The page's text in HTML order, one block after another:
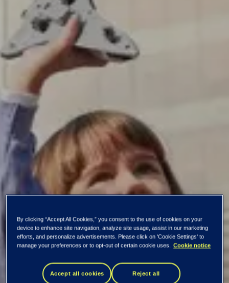
Tietoevry julkistaa
uudistetun brändin
By clicking “Accept All Cookies,” you consent to the use of cookies on your
device to enhance site navigation, analyze site usage, assist in our marketing
efforts, and personalize advertisements. Please click on 'Cookie Settings' to
manage your preferences or to opt-out of certain cookie uses.
Cookie notice
Accept all cookies Reject all